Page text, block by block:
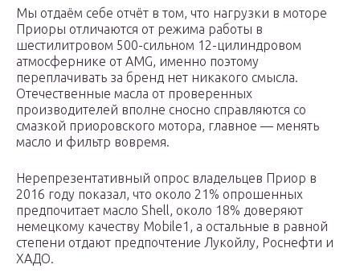
Мы отдаём себе отчёт в том, что нагрузки в моторе
Приоры отличаются от режима работы в
шестилитровом 500-сильном 12-цилиндровом
атмосфернике от AMG, именно поэтому
переплачивать за бренд нет никакого смысла.
Отечественные масла от проверенных
производителей вполне сносно справляются со
смазкой приоровского мотора, главное — менять
масло и фильтр вовремя.
Нерепрезентативный опрос владельцев Приор в
2016 году показал, что около 21% опрошенных
предпочитает масло Shell, около 18% доверяют
немецкому качеству Mobile1, а остальные в равной
степени отдают предпочтение Лукойлу, Роснефти и
ХАДО.